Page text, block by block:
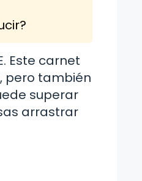
Este carnet
pero también
superar
arrastrar